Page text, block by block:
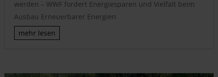
werden – WWF fordert Energiesparen und Vielfalt beim
Ausbau Erneuerbarer Energien
mehr lesen